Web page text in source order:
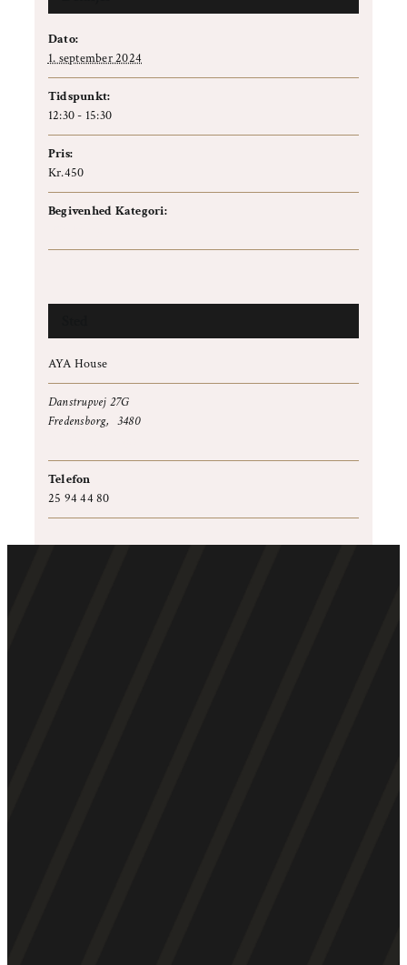
Dato:
1. september 2024
Tidspunkt:
12:30 - 15:30
Pris:
Kr.450
Begivenhed Kategori:
AYA House
Danstrupvej 27G
Fredensborg, 3480
Telefon
25 94 44 80